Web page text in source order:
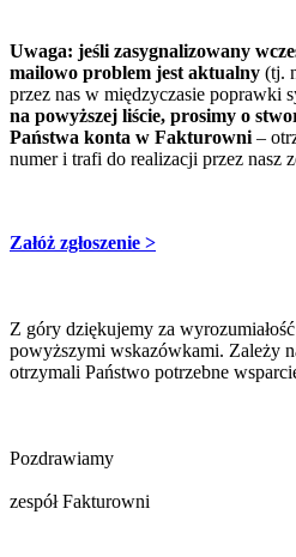
Uwaga: jeśli zasygnalizowany
mailowo problem jest aktualny (tj.
przez nas w międzyczasie poprawki
na powyższej liście, prosimy o
Państwa konta w Fakturowni –
numer i trafi do realizacji przez nasz
Załóż zgłoszenie >
Z góry dziękujemy za
powyższymi wskazówkami. Zależy
otrzymali Państwo potrzebne
Pozdrawiamy
zespół Fakturowni